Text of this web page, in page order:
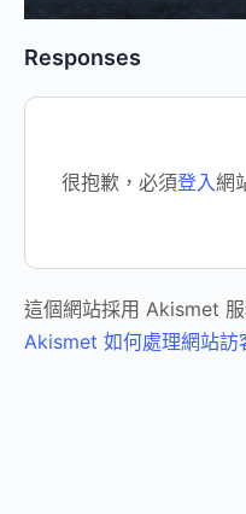
Responses
很抱歉，必須登入網
這個網站採用 Akismet
Akismet 如何處理網站訪